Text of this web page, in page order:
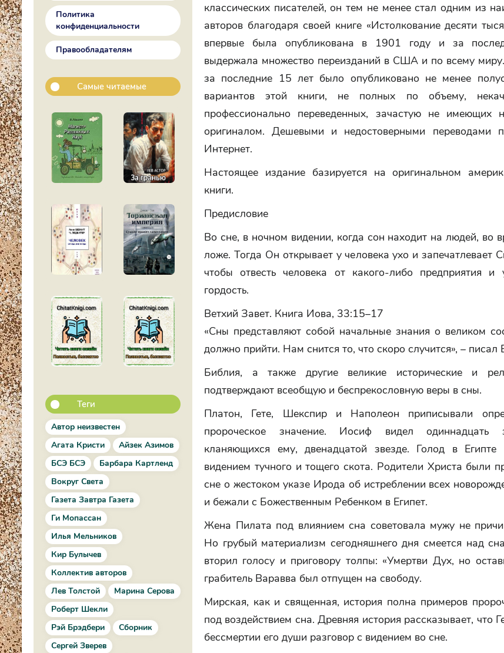
Политика
конфиденциальности
Правообладателям
Самые читаемые
Теги
Автор неизвестен
Агата Кристи
Айзек Азимов
БСЭ БСЭ
Барбара Картленд
Вокруг Света
Газета Завтра Газета
Ги Мопассан
Илья Мельников
Кир Булычев
Коллектив авторов
Лев Толстой
Марина Серова
Роберт Шекли
Рэй Брэдбери
Сборник
Сергей Зверев
классических писателей, он тем не менее стал одним из
авторов благодаря своей книге «Истолкование десяти
впервые была опубликована в 1901 году и за
выдержала множество переизданий в США и по всему
за последние 15 лет было опубликовано не менее
вариантов этой книги, не полных по объему,
профессионально переведенных, зачастую не имеющих
оригиналом. Дешевыми и недостоверными переводами
Интернет.
Настоящее издание базируется на оригинальном
книги.
Предисловие
Во сне, в ночном видении, когда сон находит на людей, во
ложе. Тогда Он открывает у человека ухо и запечатлевает
чтобы отвесть человека от какого-либо предприятия и
гордость.
Ветхий Завет. Книга Иова, 33:15–17
«Сны представляют собой начальные знания о великом
должно прийти. Нам снится то, что скоро случится», – писал
Библия, а также другие великие исторические и
подтверждают всеобщую и беспрекословную веры в сны.
Платон, Гете, Шекспир и Наполеон приписывали
пророческое значение. Иосиф видел одиннадцать
кланяющихся ему, двенадцатой звезде. Голод в Египте
видением тучного и тощего скота. Родители Христа были
сне о жестоком указе Ирода об истреблении всех
и бежали с Божественным Ребенком в Египет.
Жена Пилата под влиянием сна советовала мужу не
Но грубый материализм сегодняшнего дня смеется над
вторил голосу и приговору толпы: «Умертви Дух, но
грабитель Варавва был отпущен на свободу.
Мирская, как и священная, история полна примеров
под воздействием сна. Древняя история рассказывает, что
бессмертии его души разговор с видением во сне.